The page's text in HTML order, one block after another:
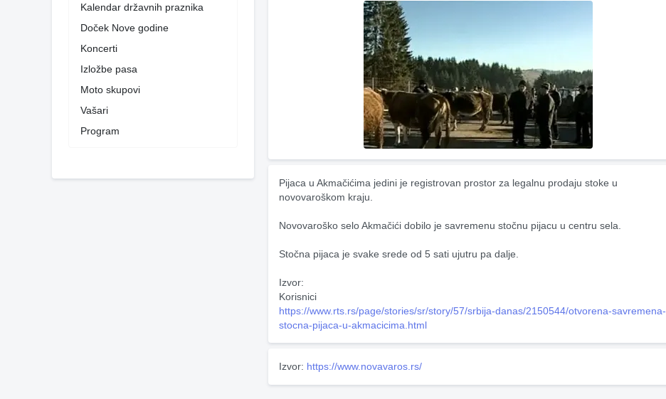
Kalendar državnih praznika
Doček Nove godine
Koncerti
Izložbe pasa
Moto skupovi
Vašari
Program
Pijaca u Akmačićima jedini je registrovan prostor za legalnu prodaju stoke u
novovaroškom kraju.
Novovaroško selo Akmačići dobilo je savremenu stočnu pijacu u centru sela.
Stočna pijaca je svake srede od 5 sati ujutru pa dalje.
Izvor:
Korisnici
https://www.rts.rs/page/stories/sr/story/57/srbija-danas/2150544/otvorena-savremena-
stocna-pijaca-u-akmacicima.html
Izvor: https://www.novavaros.rs/